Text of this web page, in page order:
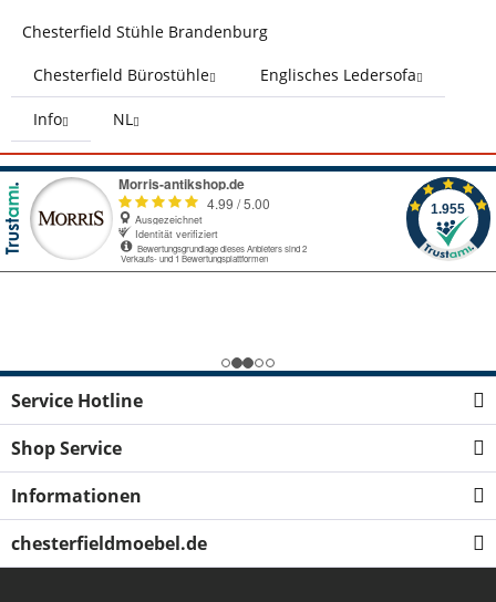
Chesterfield Stühle Brandenburg
Chesterfield Bürostühle Englisches Ledersofa
Info NL
Service Hotline
Shop Service
Informationen
chesterfieldmoebel.de